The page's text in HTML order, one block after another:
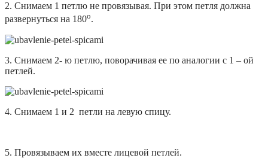
2. Снимаем 1 петлю не провязывая. При этом петля должна
развернуться на 180о.
3. Снимаем 2- ю петлю, поворачивая ее по аналогии с 1 – ой
петлей.
4. Снимаем 1 и 2 петли на левую спицу.
5. Провязываем их вместе лицевой петлей.